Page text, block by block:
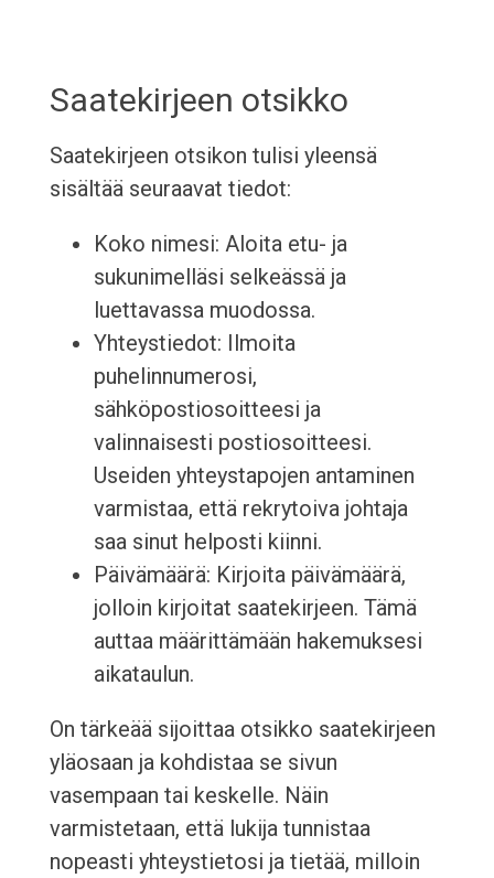
Saatekirjeen otsikko
Saatekirjeen otsikon tulisi yleensä
sisältää seuraavat tiedot:
Koko nimesi: Aloita etu- ja
sukunimelläsi selkeässä ja
luettavassa muodossa.
Yhteystiedot: Ilmoita
puhelinnumerosi,
sähköpostiosoitteesi ja
valinnaisesti postiosoitteesi.
Useiden yhteystapojen antaminen
varmistaa, että rekrytoiva johtaja
saa sinut helposti kiinni.
Päivämäärä: Kirjoita päivämäärä,
jolloin kirjoitat saatekirjeen. Tämä
auttaa määrittämään hakemuksesi
aikataulun.
On tärkeää sijoittaa otsikko saatekirjeen
yläosaan ja kohdistaa se sivun
vasempaan tai keskelle. Näin
varmistetaan, että lukija tunnistaa
nopeasti yhteystietosi ja tietää, milloin